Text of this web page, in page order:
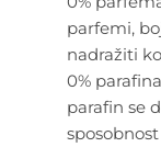
parfemi,
nadražiti
0% parafina
parafin se